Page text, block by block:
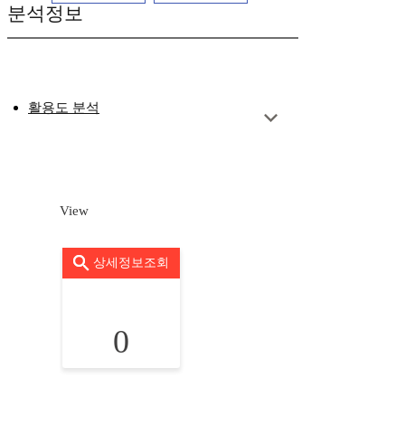
분석정보
활용도 분석
View
상세정보조회
0